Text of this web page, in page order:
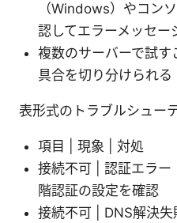
（Windows）やコン
認してエラーメッセー
複数のサーバーで試す
具合を切り分けられる
表形式のトラブルシュー
項目 | 現象 | 対処
接続不可 | 認証エラ
階認証の設定を確認
接続不可 | DNS解決